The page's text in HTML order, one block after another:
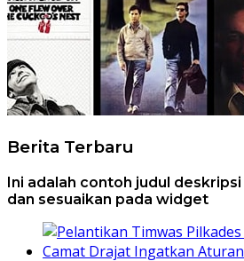
Berita Terbaru
Ini adalah contoh judul deskripsi
dan sesuaikan pada widget